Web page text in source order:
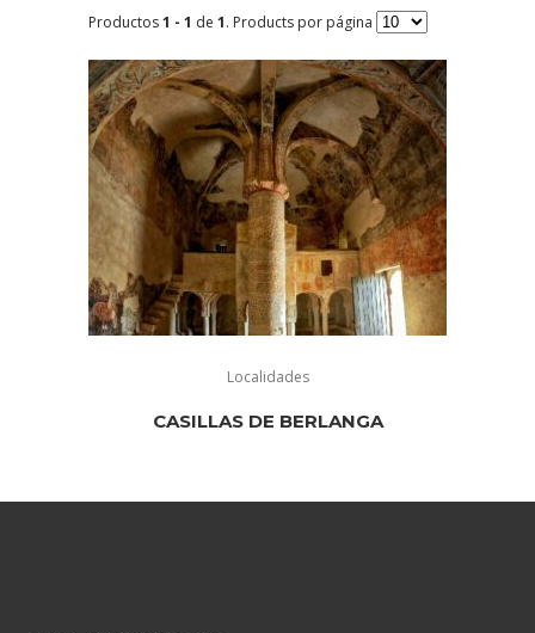
Productos1 - 1 de 1. Products por página
Localidades
CASILLAS DE BERLANGA